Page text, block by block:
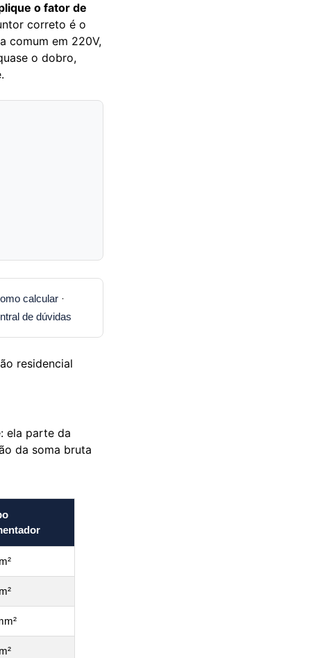
o fator de
correto é o
comum em 220V,
o dobro,
calcular ·
de dúvidas
ela parte da
da soma bruta